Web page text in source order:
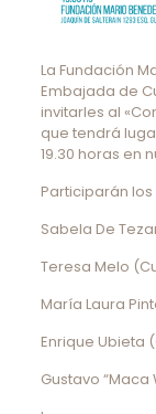
La Fundación
Embajada de
invitarles al
que tendrá
19.30 horas en
Participarán
Sabela De
Teresa Melo
María Laura
Enrique Ubieta
Gustavo